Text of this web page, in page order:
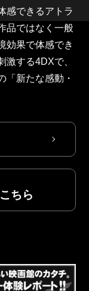
感できるアトラ
品ではなく一般
効果で体感でき
激する4DXで、
「新たな感動・
ちら